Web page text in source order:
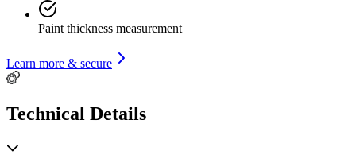
Paint thickness measurement
Learn more & secure
Technical Details